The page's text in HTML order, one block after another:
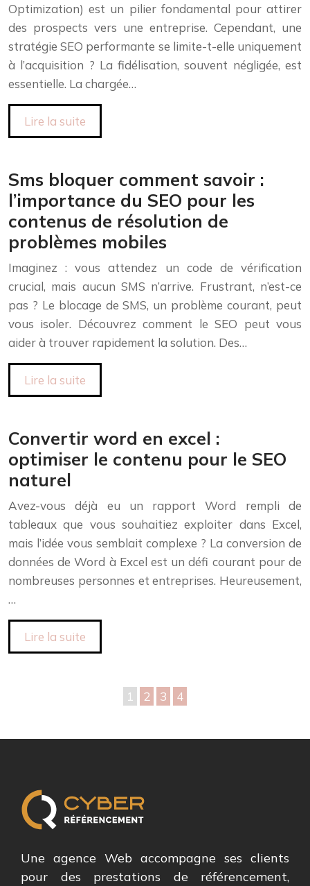
Optimization) est un pilier fondamental pour attirer
des prospects vers une entreprise. Cependant, une
stratégie SEO performante se limite-t-elle uniquement
à l’acquisition ? La fidélisation, souvent négligée, est
essentielle. La chargée…
Lire la suite
Sms bloquer comment savoir :
l’importance du SEO pour les
contenus de résolution de
problèmes mobiles
Imaginez : vous attendez un code de vérification
crucial, mais aucun SMS n’arrive. Frustrant, n’est-ce
pas ? Le blocage de SMS, un problème courant, peut
vous isoler. Découvrez comment le SEO peut vous
aider à trouver rapidement la solution. Des…
Lire la suite
Convertir word en excel :
optimiser le contenu pour le SEO
naturel
Avez-vous déjà eu un rapport Word rempli de
tableaux que vous souhaitiez exploiter dans Excel,
mais l’idée vous semblait complexe ? La conversion de
données de Word à Excel est un défi courant pour de
nombreuses personnes et entreprises. Heureusement,
…
Lire la suite
1 2 3 4
Une agence Web accompagne ses clients
pour des prestations de référencement,